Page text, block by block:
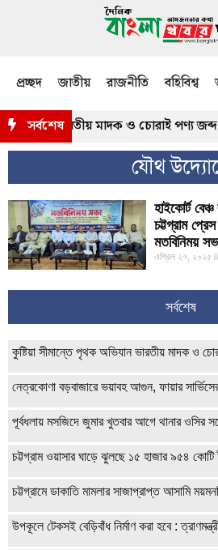
প্রচ্ছদ জাতীয় রাজনীতি বহিবিশ্ব
সর্বশেষ
অভিযান ভারতীয় মাদক ও চোরাই পণ্য জব্দ
যৌথ
হাইকোর্ট
চট্টগ্রাম
মতবিনিময়
এপ্রিল ২৭, ২০২৫
সর্বশেষ
কুষ্টিয়া সীমান্তে পৃথক অভিযান ভারতীয় মাদক ও
নেত্রকোণা বড়বাজারে ভয়াবহ আগুন, ফায়ার
পূর্বধলায় মসজিদে জুমার খুতবার আগে থানার ওসির
চট্টগ্রাম ওয়াসার ঘাড়ে ঝুলছে ১৫ হাজার ৯৫৪ কোটি
চট্টগ্রামে ডাকাতি মামলার সাজাপ্রাপ্ত আসামি
উপকূলে টেকসই বেড়িবাঁধ নির্মাণ করা হবে :